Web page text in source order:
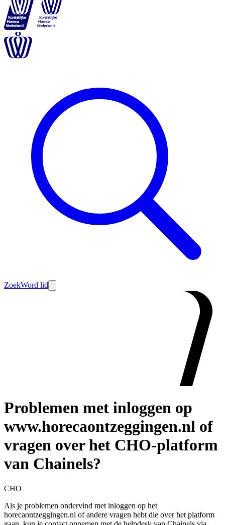
ZoekWord lid
Problemen met inloggen op
www.horecaontzeggingen.nl of
vragen over het CHO-platform
van Chainels?
CHO
Als je problemen ondervind met inloggen op het
horecaontzeggingen.nl of andere vragen hebt die over het platform